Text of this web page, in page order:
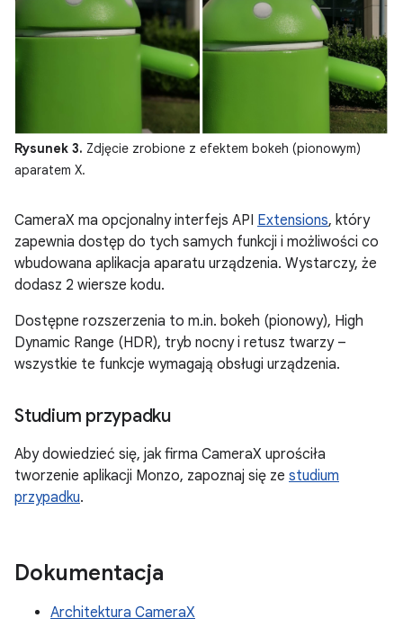
Rysunek 3. Zdjęcie zrobione z efektem bokeh (pionowym)
aparatem X.
CameraX ma opcjonalny interfejs API Extensions, który
zapewnia dostęp do tych samych funkcji i możliwości co
wbudowana aplikacja aparatu urządzenia. Wystarczy, że
dodasz 2 wiersze kodu.
Dostępne rozszerzenia to m.in. bokeh (pionowy), High
Dynamic Range (HDR), tryb nocny i retusz twarzy –
wszystkie te funkcje wymagają obsługi urządzenia.
Studium przypadku
Aby dowiedzieć się, jak firma CameraX uprościła
tworzenie aplikacji Monzo, zapoznaj się ze studium
przypadku.
Dokumentacja
Architektura CameraX